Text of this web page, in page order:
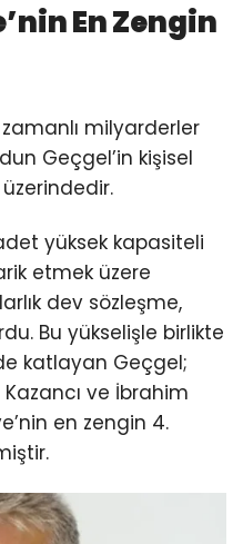
En Zengin
milyarderler
Geçgel’in kişisel
yüksek kapasiteli
etmek üzere
dev sözleşme,
Bu yükselişle birlikte
katlayan Geçgel;
ve İbrahim
en zengin 4.